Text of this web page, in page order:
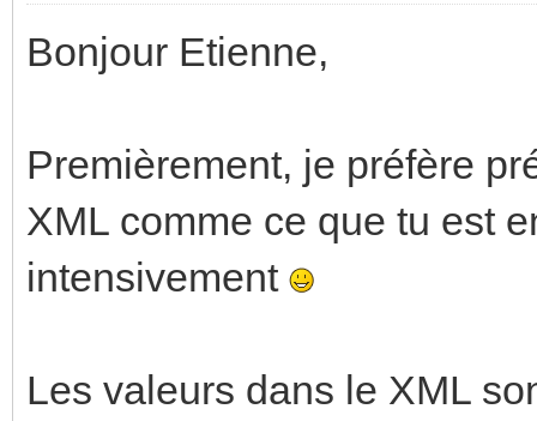
Bonjour Etienne,
Premièrement, je préfère
XML comme ce que tu est
intensivement
Les valeurs dans le XML